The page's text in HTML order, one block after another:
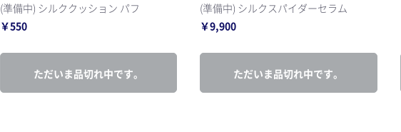
(準備中) シルククッション パフ
￥550
ただいま品切れ中です。
(準備中) シルクスパイダーセラム
￥9,900
ただいま品切れ中です。